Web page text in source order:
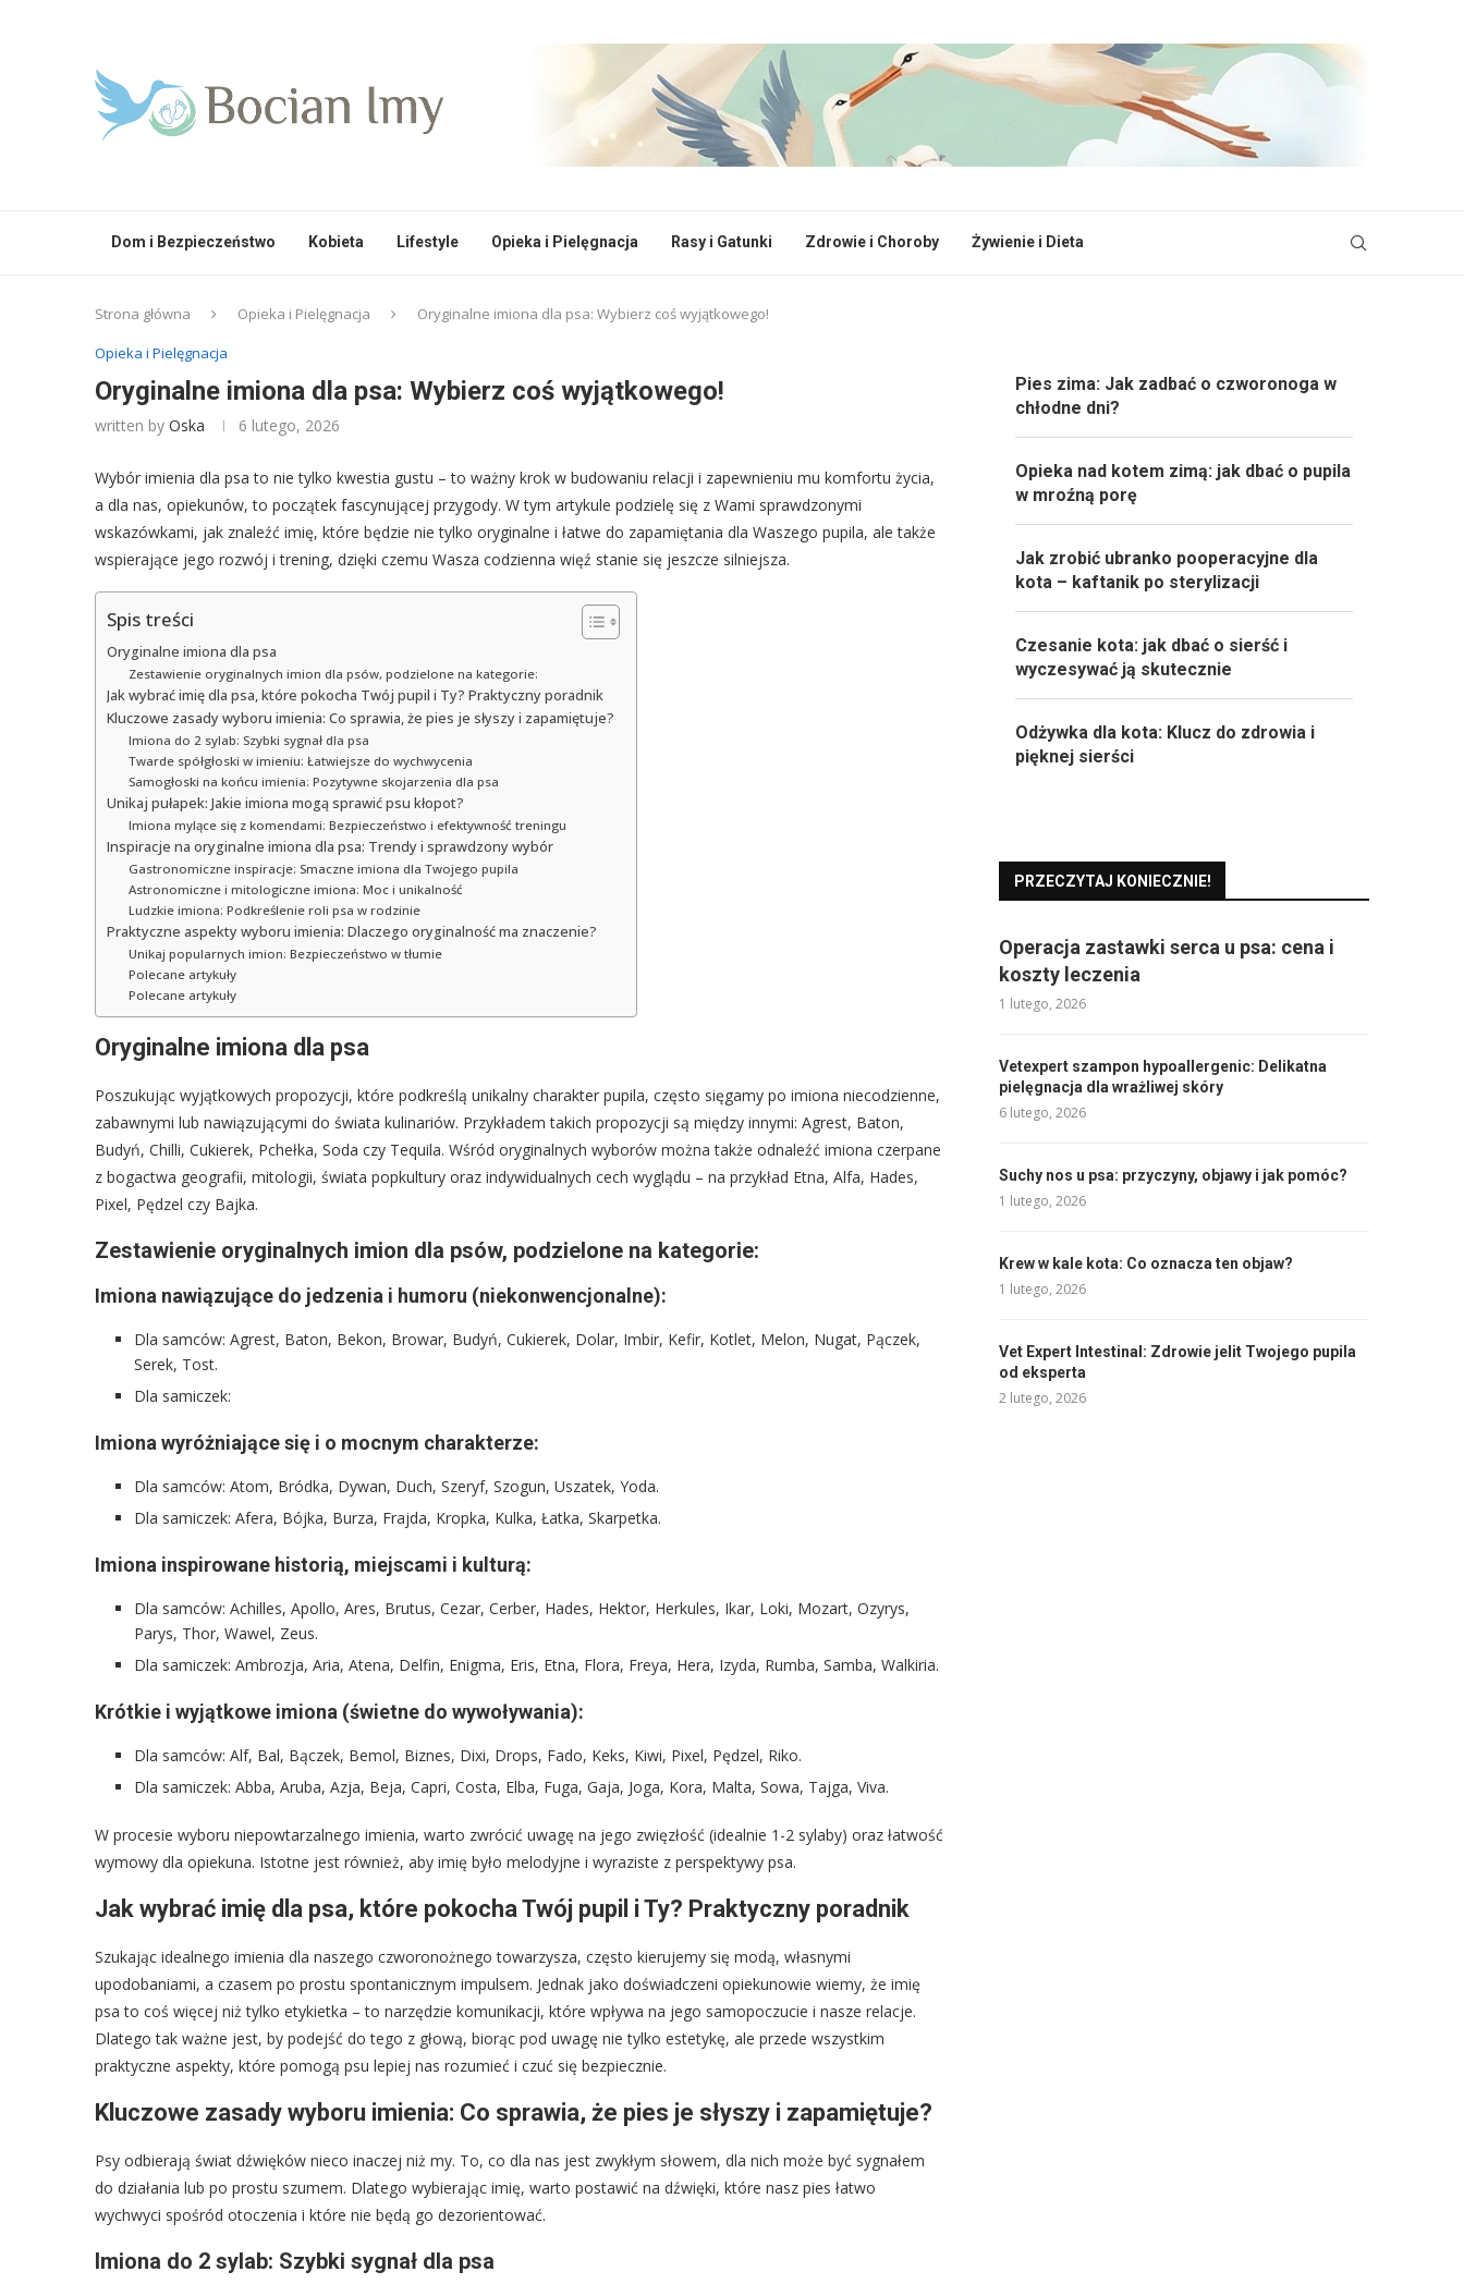
Dom i Bezpieczeństwo Kobieta Lifestyle Opieka i Pielęgnacja Rasy i Gatunki Zdrowie i Choroby Żywienie i Dieta
Strona główna Opieka i Pielęgnacja
Oryginalne imiona dla psa: Wybierz coś wyjątkowego!
Opieka i Pielęgnacja
Oryginalne imiona dla psa: Wybierz coś wyjątkowego!
written by Oska 6 lutego, 2026
Wybór imienia dla psa to nie tylko kwestia gustu – to ważny krok w budowaniu relacji i zapewnieniu mu komfortu życia,
a dla nas, opiekunów, to początek fascynującej przygody. W tym artykule podzielę się z Wami sprawdzonymi
wskazówkami, jak znaleźć imię, które będzie nie tylko oryginalne i łatwe do zapamiętania dla Waszego pupila, ale także
wspierające jego rozwój i trening, dzięki czemu Wasza codzienna więź stanie się jeszcze silniejsza.
Spis treści
Oryginalne imiona dla psa
Zestawienie oryginalnych imion dla psów, podzielone na kategorie:
Jak wybrać imię dla psa, które pokocha Twój pupil i Ty? Praktyczny poradnik
Kluczowe zasady wyboru imienia: Co sprawia, że pies je słyszy i zapamiętuje?
Imiona do 2 sylab: Szybki sygnał dla psa
Twarde spółgłoski w imieniu: Łatwiejsze do wychwycenia
Samogłoski na końcu imienia: Pozytywne skojarzenia dla psa
Unikaj pułapek: Jakie imiona mogą sprawić psu kłopot?
Imiona mylące się z komendami: Bezpieczeństwo i efektywność treningu
Inspiracje na oryginalne imiona dla psa: Trendy i sprawdzony wybór
Gastronomiczne inspiracje: Smaczne imiona dla Twojego pupila
Astronomiczne i mitologiczne imiona: Moc i unikalność
Ludzkie imiona: Podkreślenie roli psa w rodzinie
Praktyczne aspekty wyboru imienia: Dlaczego oryginalność ma znaczenie?
Unikaj popularnych imion: Bezpieczeństwo w tłumie
Polecane artykuły
Polecane artykuły
Oryginalne imiona dla psa
Poszukując wyjątkowych propozycji, które podkreślą unikalny charakter pupila, często sięgamy po imiona niecodzienne,
zabawnymi lub nawiązującymi do świata kulinariów. Przykładem takich propozycji są między innymi: Agrest, Baton,
Budyń, Chilli, Cukierek, Pchełka, Soda czy Tequila. Wśród oryginalnych wyborów można także odnaleźć imiona czerpane
z bogactwa geografii, mitologii, świata popkultury oraz indywidualnych cech wyglądu – na przykład Etna, Alfa, Hades,
Pixel, Pędzel czy Bajka.
Zestawienie oryginalnych imion dla psów, podzielone na kategorie:
Imiona nawiązujące do jedzenia i humoru (niekonwencjonalne):
Dla samców: Agrest, Baton, Bekon, Browar, Budyń, Cukierek, Dolar, Imbir, Kefir, Kotlet, Melon, Nugat, Pączek,
Serek, Tost.
Dla samiczek:
Imiona wyróżniające się i o mocnym charakterze:
Dla samców: Atom, Bródka, Dywan, Duch, Szeryf, Szogun, Uszatek, Yoda.
Dla samiczek: Afera, Bójka, Burza, Frajda, Kropka, Kulka, Łatka, Skarpetka.
Imiona inspirowane historią, miejscami i kulturą:
Dla samców: Achilles, Apollo, Ares, Brutus, Cezar, Cerber, Hades, Hektor, Herkules, Ikar, Loki, Mozart, Ozyrys,
Parys, Thor, Wawel, Zeus.
Dla samiczek: Ambrozja, Aria, Atena, Delfin, Enigma, Eris, Etna, Flora, Freya, Hera, Izyda, Rumba, Samba, Walkiria.
Krótkie i wyjątkowe imiona (świetne do wywoływania):
Dla samców: Alf, Bal, Bączek, Bemol, Biznes, Dixi, Drops, Fado, Keks, Kiwi, Pixel, Pędzel, Riko.
Dla samiczek: Abba, Aruba, Azja, Beja, Capri, Costa, Elba, Fuga, Gaja, Joga, Kora, Malta, Sowa, Tajga, Viva.
W procesie wyboru niepowtarzalnego imienia, warto zwrócić uwagę na jego zwięzłość (idealnie 1-2 sylaby) oraz łatwość
wymowy dla opiekuna. Istotne jest również, aby imię było melodyjne i wyraziste z perspektywy psa.
Jak wybrać imię dla psa, które pokocha Twój pupil i Ty? Praktyczny poradnik
Szukając idealnego imienia dla naszego czworonożnego towarzysza, często kierujemy się modą, własnymi
upodobaniami, a czasem po prostu spontanicznym impulsem. Jednak jako doświadczeni opiekunowie wiemy, że imię
psa to coś więcej niż tylko etykietka – to narzędzie komunikacji, które wpływa na jego samopoczucie i nasze relacje.
Dlatego tak ważne jest, by podejść do tego z głową, biorąc pod uwagę nie tylko estetykę, ale przede wszystkim
praktyczne aspekty, które pomogą psu lepiej nas rozumieć i czuć się bezpiecznie.
Kluczowe zasady wyboru imienia: Co sprawia, że pies je słyszy i zapamiętuje?
Psy odbierają świat dźwięków nieco inaczej niż my. To, co dla nas jest zwykłym słowem, dla nich może być sygnałem
do działania lub po prostu szumem. Dlatego wybierając imię, warto postawić na dźwięki, które nasz pies łatwo
wychwyci spośród otoczenia i które nie będą go dezorientować.
Imiona do 2 sylab: Szybki sygnał dla psa
Pies zima: Jak zadbać o czworonoga w
chłodne dni?
Opieka nad kotem zimą: jak dbać o pupila
w mroźną porę
Jak zrobić ubranko pooperacyjne dla
kota – kaftanik po sterylizacji
Czesanie kota: jak dbać o sierść i
wyczesywać ją skutecznie
Odżywka dla kota: Klucz do zdrowia i
pięknej sierści
PRZECZYTAJ KONIECZNIE!
Operacja zastawki serca u psa: cena i
koszty leczenia
1 lutego, 2026
Vetexpert szampon hypoallergenic: Delikatna
pielęgnacja dla wrażliwej skóry
6 lutego, 2026
Suchy nos u psa: przyczyny, objawy i jak pomóc?
1 lutego, 2026
Krew w kale kota: Co oznacza ten objaw?
1 lutego, 2026
Vet Expert Intestinal: Zdrowie jelit Twojego pupila
od eksperta
2 lutego, 2026